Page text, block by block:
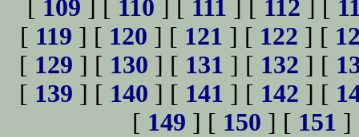
[ 109 ] [ 110 ] [ 111 ] [ 112 ] [
[ 119 ] [ 120 ] [ 121 ] [ 122 ] [
[ 129 ] [ 130 ] [ 131 ] [ 132 ] [
[ 139 ] [ 140 ] [ 141 ] [ 142 ] [
[ 149 ] [ 150 ] [ 151 ]